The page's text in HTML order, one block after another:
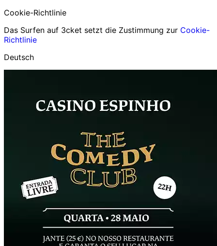
Cookie-Richtlinie
Das Surfen auf 3cket setzt die Zustimmung zur Cookie-
Richtlinie
Deutsch